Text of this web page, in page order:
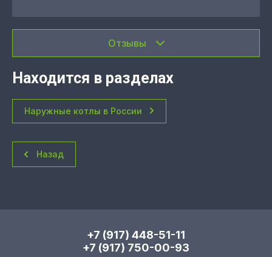
Отзывы
Находится в разделах
Наружные котлы в России
Назад
+7 (917) 448-51-11
+7 (917) 750-00-93